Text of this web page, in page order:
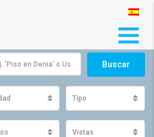
Buscar
Tipo
Vistas